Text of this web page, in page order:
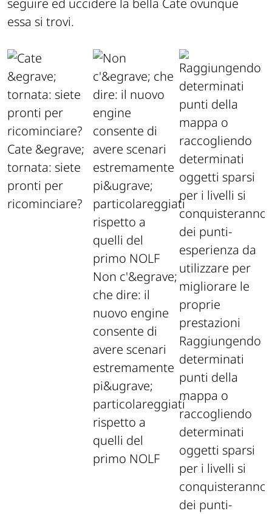
seguire ed uccidere la bella Cate ovunque
essa si trovi.
Cate &egrave;
tornata: siete
pronti per
ricominciare?
Non c'&egrave;
che dire: il
nuovo engine
consente di
avere scenari
estremamente
pi&ugrave;
particolareggiati
rispetto a
quelli del
primo NOLF
Raggiungendo
determinati
punti della
mappa o
raccogliendo
determinati
oggetti sparsi
per i livelli si
conquisteranno
dei punti-